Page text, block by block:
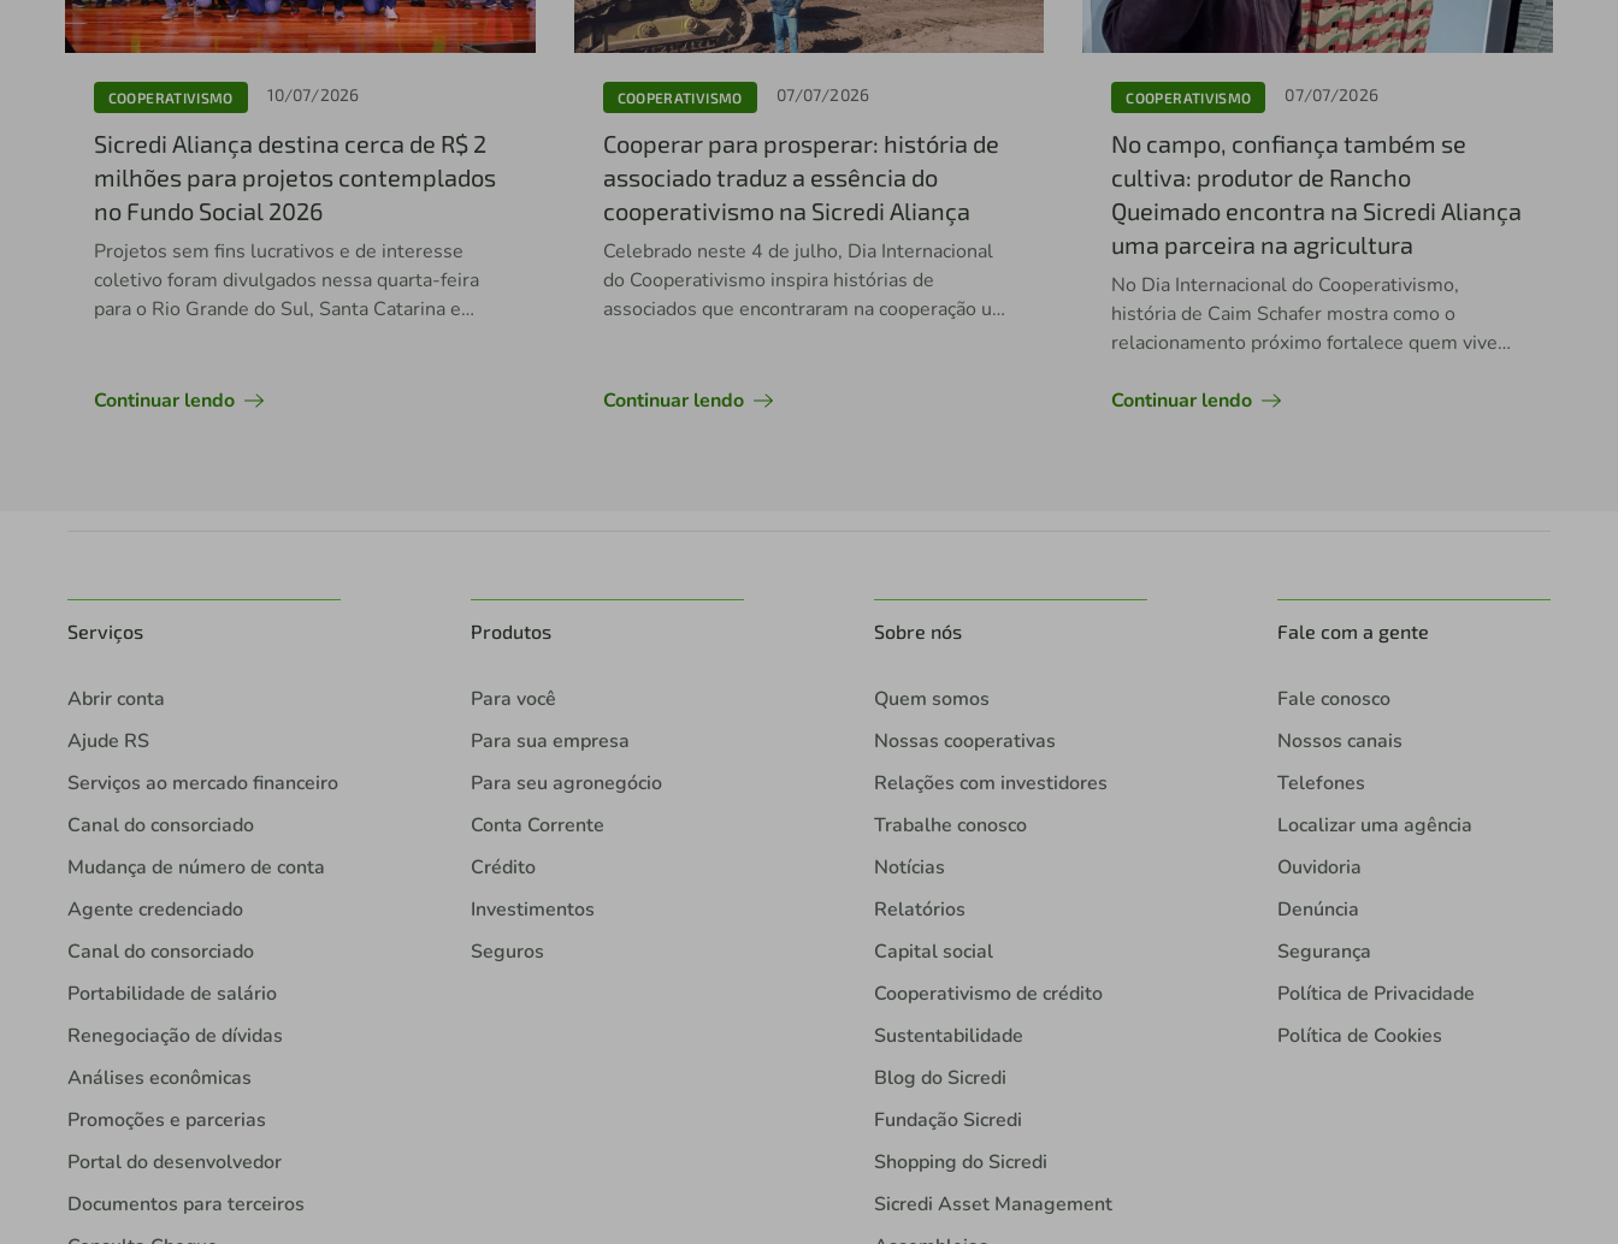
COOPERATIVISMO 10/07/2026
Sicredi Aliança destina cerca de R$ 2
milhões para projetos contemplados
no Fundo Social 2026
Projetos sem fins lucrativos e de interesse
coletivo foram divulgados nessa quarta-feira
para o Rio Grande do Sul, Santa Catarina e
Continuar lendo
COOPERATIVISMO 07/07/2026
Cooperar para prosperar: história de
associado traduz a essência do
cooperativismo na Sicredi Aliança
Celebrado neste 4 de julho, Dia Internacional
do Cooperativismo inspira histórias de
associados que encontraram na cooperação um
Continuar lendo
COOPERATIVISMO 07/07/2026
No campo, confiança também se
cultiva: produtor de Rancho
Queimado encontra na Sicredi Aliança
uma parceira na agricultura
No Dia Internacional do Cooperativismo,
história de Caim Schafer mostra como o
relacionamento próximo fortalece quem vive
Continuar lendo
Serviços
Abrir conta
Ajude RS
Serviços ao mercado financeiro
Canal do consorciado
Mudança de número de conta
Agente credenciado
Canal do consorciado
Portabilidade de salário
Renegociação de dívidas
Análises econômicas
Promoções e parcerias
Portal do desenvolvedor
Documentos para terceiros
Produtos
Para você
Para sua empresa
Para seu agronegócio
Conta Corrente
Crédito
Investimentos
Seguros
Sobre nós
Quem somos
Nossas cooperativas
Relações com investidores
Trabalhe conosco
Notícias
Relatórios
Capital social
Cooperativismo de crédito
Sustentabilidade
Blog do Sicredi
Fundação Sicredi
Shopping do Sicredi
Sicredi Asset Management
Fale com a gente
Fale conosco
Nossos canais
Telefones
Localizar uma agência
Ouvidoria
Denúncia
Segurança
Política de Privacidade
Política de Cookies